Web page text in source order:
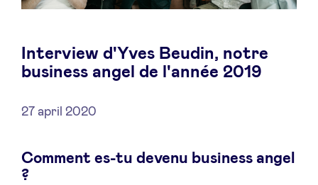
Agenda
Over ons
Nieuws
Interview d'Yves Beudin, notre
business angel de l'année 2019
27 april 2020
Comment es-tu devenu business angel
?